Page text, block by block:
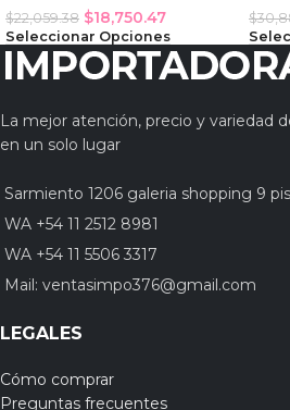
$22,059.38 $18,750.47
Seleccionar Opciones
$
La mejor atención, precio y variedad
en un solo lugar
Sarmiento 1206 galeria shopping 9
WA +54 11 2512 8981
WA +54 11 5506 3317
Mail: ventasimpo376@gmail.com
LEGALES
Cómo comprar
Preguntas frecuentes